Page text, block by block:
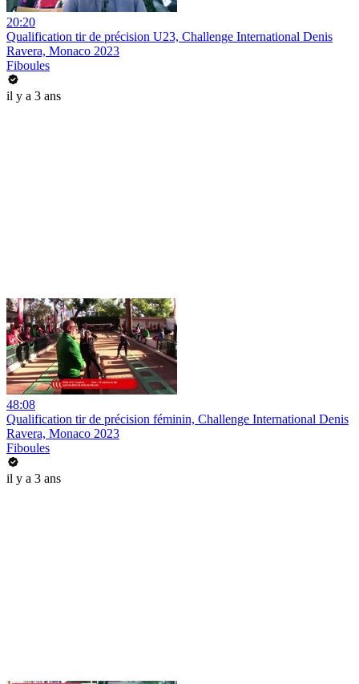
20:20
Qualification tir de précision U23, Challenge International Denis
Ravera, Monaco 2023
Fiboules
il y a 3 ans
48:08
Qualification tir de précision féminin, Challenge International Denis
Ravera, Monaco 2023
Fiboules
il y a 3 ans